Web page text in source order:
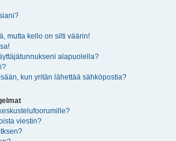
mutta kello on silti väärin!
alapuolella?
kun yritän lähettää sähköpostia?
viestin?